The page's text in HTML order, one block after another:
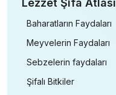
Lezzet Şifa Atlası
Baharatların Faydaları
Meyvelerin Faydaları
Sebzelerin faydaları
Şifalı Bitkiler